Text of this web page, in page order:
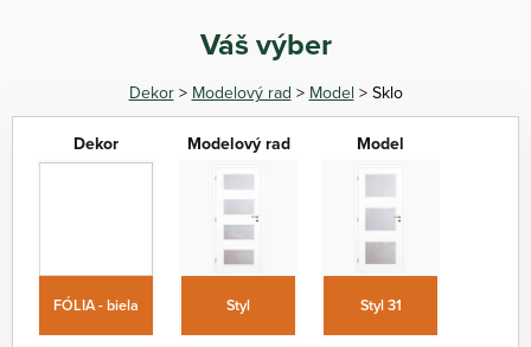
Váš výber
Dekor> Modelový rad > Model > Sklo
Dekor
FÓLIA - biela
Modelový rad
Styl
Model
Styl 31